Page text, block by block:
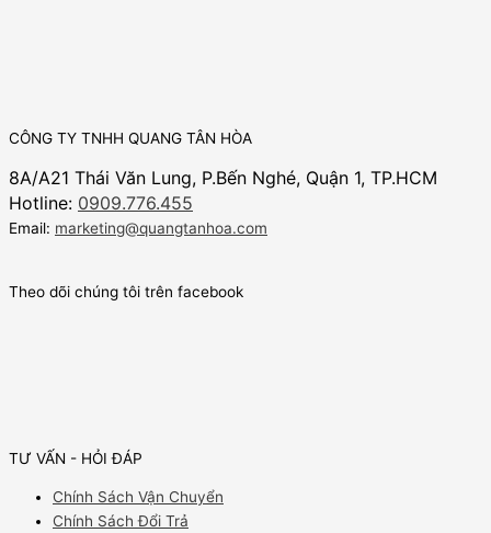
CÔNG TY TNHH QUANG TÂN HÒA
8A/A21 Thái Văn Lung, P.Bến Nghé, Quận 1, TP.HCM
Hotline: 0909.776.455
Email: marketing@quangtanhoa.com
Theo dõi chúng tôi trên facebook
TƯ VẤN - HỎI ĐÁP
Chính Sách Vận Chuyển
Chính Sách Đổi Trả